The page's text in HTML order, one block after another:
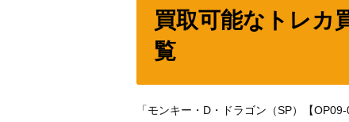
買取可能なトレ
覧
「モンキー・D・ドラゴン（SP）【